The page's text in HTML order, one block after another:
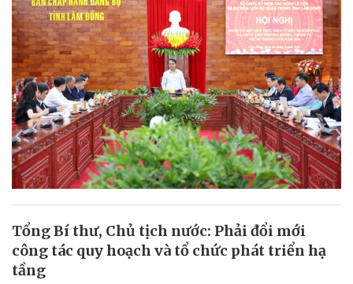
Tổng Bí thư, Chủ tịch nước: Phải đổi mới
công tác quy hoạch và tổ chức phát triển hạ
tầng